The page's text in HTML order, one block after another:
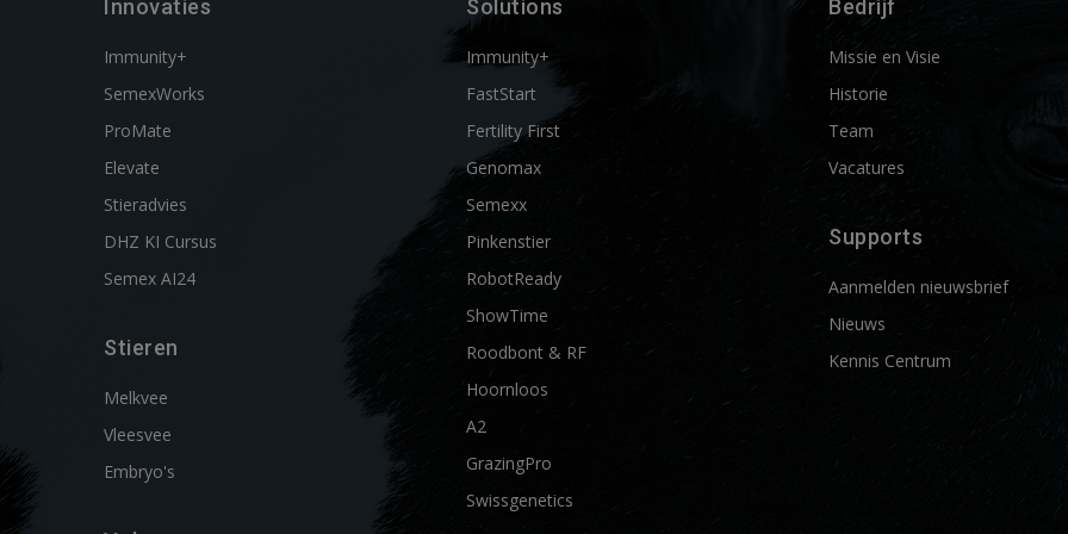
Innovaties
Immunity+
SemexWorks
ProMate
Elevate
Stieradvies
DHZ KI Cursus
Semex AI24
Stieren
Melkvee
Vleesvee
Embryo's
Solutions
Immunity+
FastStart
Fertility First
Genomax
Semexx
Pinkenstier
RobotReady
ShowTime
Roodbont & RF
Hoornloos
A2
GrazingPro
Swissgenetics
Bedrijf
Missie en Visie
Historie
Team
Vacatures
Supports
Aanmelden nieuwsbrief
Nieuws
Kennis Centrum